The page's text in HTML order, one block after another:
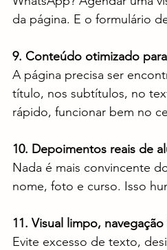
da página. E o formulário
9. Conteúdo otimizado
A página precisa ser
título, nos subtítulos, no
rápido, funcionar bem no
10. Depoimentos reais de
Nada é mais convincente
nome, foto e curso. Isso
11. Visual limpo,
Evite excesso de texto,